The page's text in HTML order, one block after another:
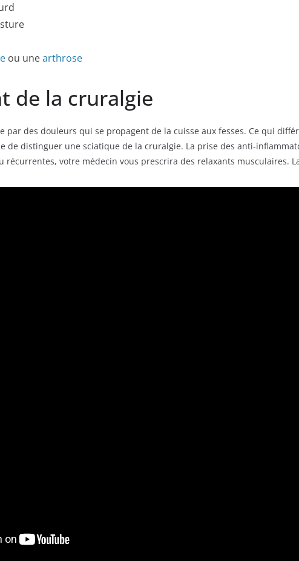
ou unearthrose
de la cruralgie
par des douleurs qui se propagent de la cuisse aux fesses. Ce qui
de distinguer une sciatique de la cruralgie. La prise des anti-
récurrentes, votre médecin vous prescrira des relaxants musculaires.